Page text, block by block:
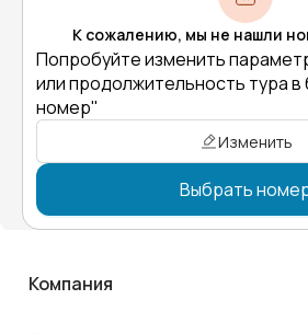
К сожалению, мы не нашли
Попробуйте изменить
или продолжительность тура
номер"
Изменить
Выбрать
Компания